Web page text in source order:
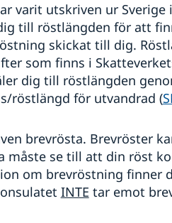
varit utskriven ur
till röstlängden för att
skickat till dig.
som finns i
dig till röstlängden
röstlängd för utvandrad (
brevrösta. Brevröster
måste se till att din röst
om brevröstning finner
INTE tar emot